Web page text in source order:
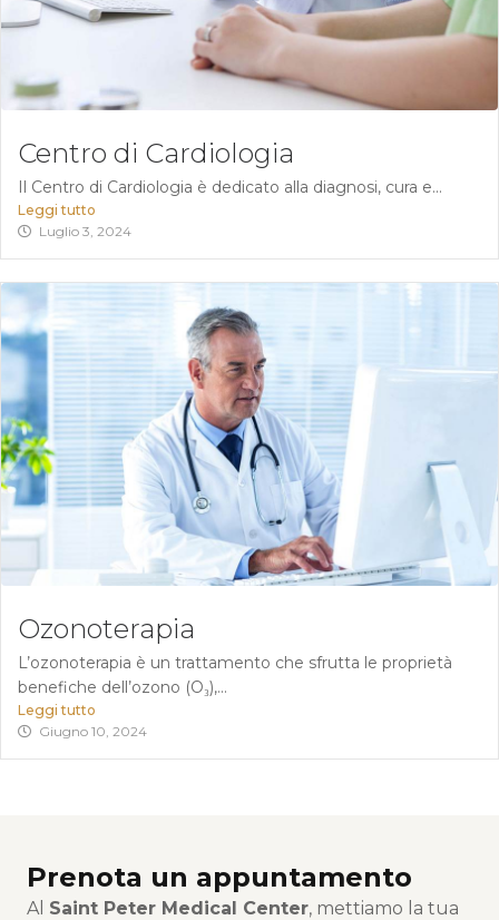
Centro di Cardiologia
Il Centro di Cardiologia è dedicato alla diagnosi, cura e...
Leggi tutto
Luglio 3, 2024
Ozonoterapia
L’ozonoterapia è un trattamento che sfrutta le proprietà
benefiche dell’ozono (O₃),...
Leggi tutto
Giugno 10, 2024
Prenota un appuntamento
Al Saint Peter Medical Center, mettiamo la tua